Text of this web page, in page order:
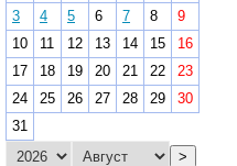
3
4 5 6 7 8
9
10
11 12 13 14 15
16
17
18 19 20 21 22
23
24
25 26 27 28 29
30
31
>